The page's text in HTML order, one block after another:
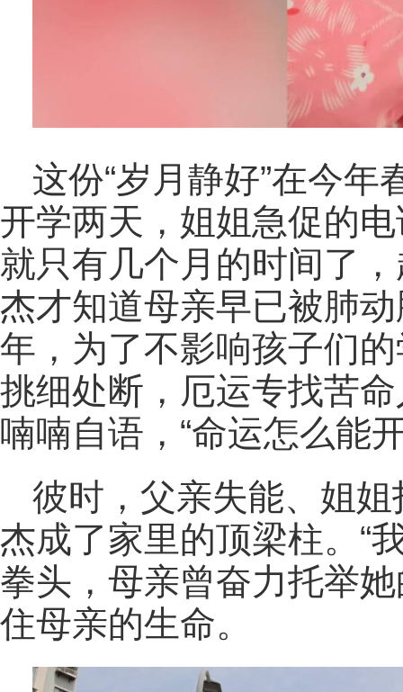
这份“岁月静好”在今
开学两天，姐姐急促的
就只有几个月的时间了
杰才知道母亲早已被肺
年，为了不影响孩子们
挑细处断，厄运专找苦
喃喃自语，“命运怎么能
彼时，父亲失能、姐
杰成了家里的顶梁柱。“
拳头，母亲曾奋力托举
住母亲的生命。